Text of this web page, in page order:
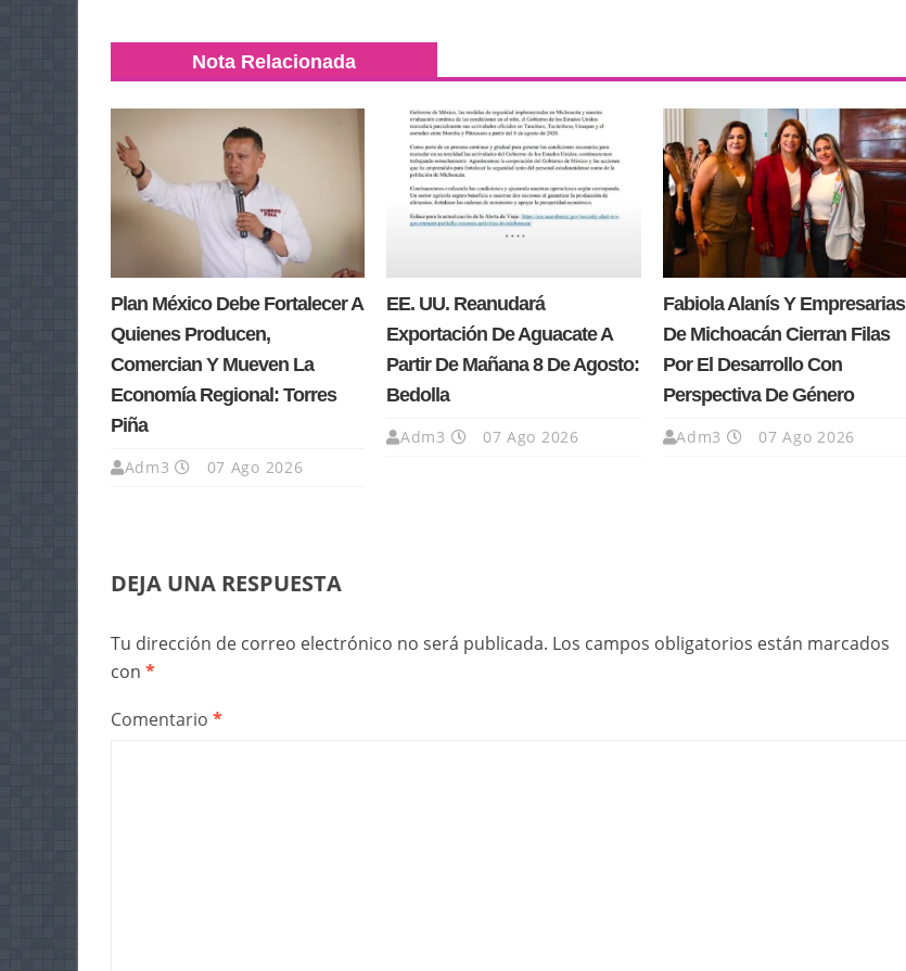
Nota Relacionada
Plan México Debe Fortalecer A
Quienes Producen,
Comercian Y Mueven La
Economía Regional: Torres
Piña
Adm3 07 Ago 2026
EE. UU. Reanudará
Exportación De Aguacate A
Partir De Mañana 8 De Agosto:
Bedolla
Adm3 07 Ago 2026
Fabiola Alanís Y Empresarias
De Michoacán Cierran Filas
Por El Desarrollo Con
Perspectiva De Género
Adm3 07 Ago 2026
DEJA UNA RESPUESTA
Tu dirección de correo electrónico no será publicada. Los campos obligatorios están marcados
con *
Comentario *